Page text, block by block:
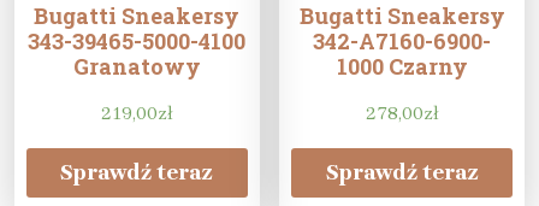
Bugatti Sneakersy
343-39465-5000-4100
Granatowy
219,00zł
Sprawdź teraz
Bugatti Sneakersy
342-A7160-6900-
1000 Czarny
278,00zł
Sprawdź teraz